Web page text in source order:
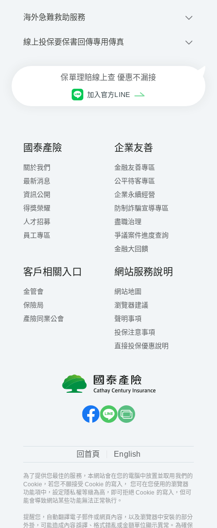
關貿網路股份有限公司、中央健康保險局、業務委
調查權機關或金融監理機關。 (三)地區：上述對象
五、依據個資法第三條規定，台端就本公司保有 台
端之個人資料得行使之權利及方式： (一)得向本公
司行使之權利： 1.向本公司查詢、請求閱覽或請求
式。
未能提供相關個人資料時，本公司將可能延後或無
法進行必要之審核及處理作業，因此可能婉謝承
保、遲延或無法提供 台端完善的保險服務(視業務
性質)。 【註】 1. 上開告知事項已公告於本公司官
網，如有任何問題歡迎洽詢本公司 0800-212-
動，係以官網公告為準。
撥打網路電話
商品、投保與理賠等諮詢服務
每⽇ 21:00 ~翌⽇08:30(委外專⼈服務)
網路電話注意事項與設定下載
0800-020-345
線上申請道路救援
海外急難救助服務
+886-2-2755-1258
線上投保要保書回傳專用傳真
保單理賠線上查 優惠不漏接
加入官方LINE
國泰產險
關於我們
最新消息
資訊公開
得獎榮耀
人才招募
員工專區
企業友善
金融友善專區
公平待客專區
企業永續經營
防制詐騙宣導專區
盡職治理
爭議案件進度查詢
金融大回饋
客戶相關入口
金管會
保險局
產險同業公會
網站服務說明
網站地圖
瀏覽器建議
聲明事項
投保注意事項
直接投保優惠說明
回首頁 English
為了提供您最佳的服務，本網站會在您的電腦中放置並取用我們的
Cookie，若您不願接受 Cookie 的寫入， 您可在您使用的瀏覽器
功能項中，設定隱私權等級為高，即可拒絕 Cookie 的寫入，但可
能會導致網站某些功能無法正常執行。
提醒您，自動翻譯電子郵件或網頁內容，以及瀏覽器中安裝的部分
外掛，可能造成內容誤譯、格式錯亂或金額單位顯示異常。為確保